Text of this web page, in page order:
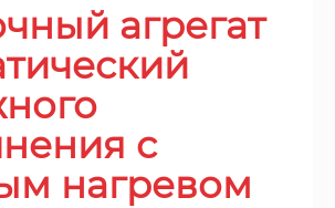
агрегат
с
нагревом